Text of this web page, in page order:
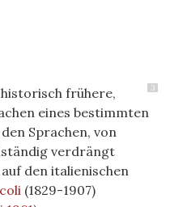
3
frühere,
eines bestimmten
Sprachen, von
verdrängt
den italienischen
(1829-1907)